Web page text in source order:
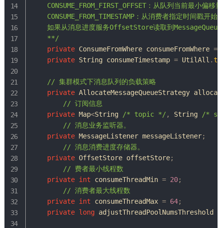
CONSUME_FROM_FIRST_OFFSET：从队列当前最小偏移量
CONSUME_FROM_TIMESTAMP：从消费者指定时间戳开始
如果从消息进度服务OffsetStore读取到MessageQueue
  	**/
private ConsumeFromWhere consumeFromWhere =
private String consumeTimestamp = UtilAll .
// 集群模式下消息队列的负载策略
private AllocateMessageQueueStrategy
// 订阅信息
private Map<String /* topic */ , String /*
// 消息业务监听器。
private MessageListener messageListener;
// 消息消费进度存储器。
private OffsetStore offsetStore;
// 费者最小线程数
private int consumeThreadMin = 20;
// 消费者最大线程数
private int consumeThreadMax = 64;
private long adjustThreadPoolNumsThreshold